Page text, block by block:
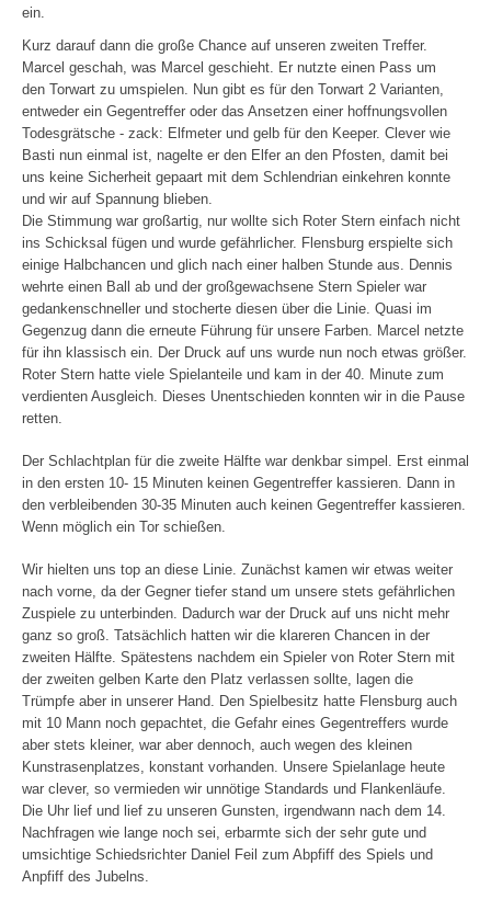
ein.
Kurz darauf dann die große Chance auf unseren zweiten Treffer.
Marcel geschah, was Marcel geschieht. Er nutzte einen Pass um
den Torwart zu umspielen. Nun gibt es für den Torwart 2 Varianten,
entweder ein Gegentreffer oder das Ansetzen einer hoffnungsvollen
Todesgrätsche - zack: Elfmeter und gelb für den Keeper. Clever wie
Basti nun einmal ist, nagelte er den Elfer an den Pfosten, damit bei
uns keine Sicherheit gepaart mit dem Schlendrian einkehren konnte
und wir auf Spannung blieben.
Die Stimmung war großartig, nur wollte sich Roter Stern einfach nicht
ins Schicksal fügen und wurde gefährlicher. Flensburg erspielte sich
einige Halbchancen und glich nach einer halben Stunde aus. Dennis
wehrte einen Ball ab und der großgewachsene Stern Spieler war
gedankenschneller und stocherte diesen über die Linie. Quasi im
Gegenzug dann die erneute Führung für unsere Farben. Marcel netzte
für ihn klassisch ein. Der Druck auf uns wurde nun noch etwas größer.
Roter Stern hatte viele Spielanteile und kam in der 40. Minute zum
verdienten Ausgleich. Dieses Unentschieden konnten wir in die Pause
retten.
Der Schlachtplan für die zweite Hälfte war denkbar simpel. Erst einmal
in den ersten 10- 15 Minuten keinen Gegentreffer kassieren. Dann in
den verbleibenden 30-35 Minuten auch keinen Gegentreffer kassieren.
Wenn möglich ein Tor schießen.
Wir hielten uns top an diese Linie. Zunächst kamen wir etwas weiter
nach vorne, da der Gegner tiefer stand um unsere stets gefährlichen
Zuspiele zu unterbinden. Dadurch war der Druck auf uns nicht mehr
ganz so groß. Tatsächlich hatten wir die klareren Chancen in der
zweiten Hälfte. Spätestens nachdem ein Spieler von Roter Stern mit
der zweiten gelben Karte den Platz verlassen sollte, lagen die
Trümpfe aber in unserer Hand. Den Spielbesitz hatte Flensburg auch
mit 10 Mann noch gepachtet, die Gefahr eines Gegentreffers wurde
aber stets kleiner, war aber dennoch, auch wegen des kleinen
Kunstrasenplatzes, konstant vorhanden. Unsere Spielanlage heute
war clever, so vermieden wir unnötige Standards und Flankenläufe.
Die Uhr lief und lief zu unseren Gunsten, irgendwann nach dem 14.
Nachfragen wie lange noch sei, erbarmte sich der sehr gute und
umsichtige Schiedsrichter Daniel Feil zum Abpfiff des Spiels und
Anpfiff des Jubelns.